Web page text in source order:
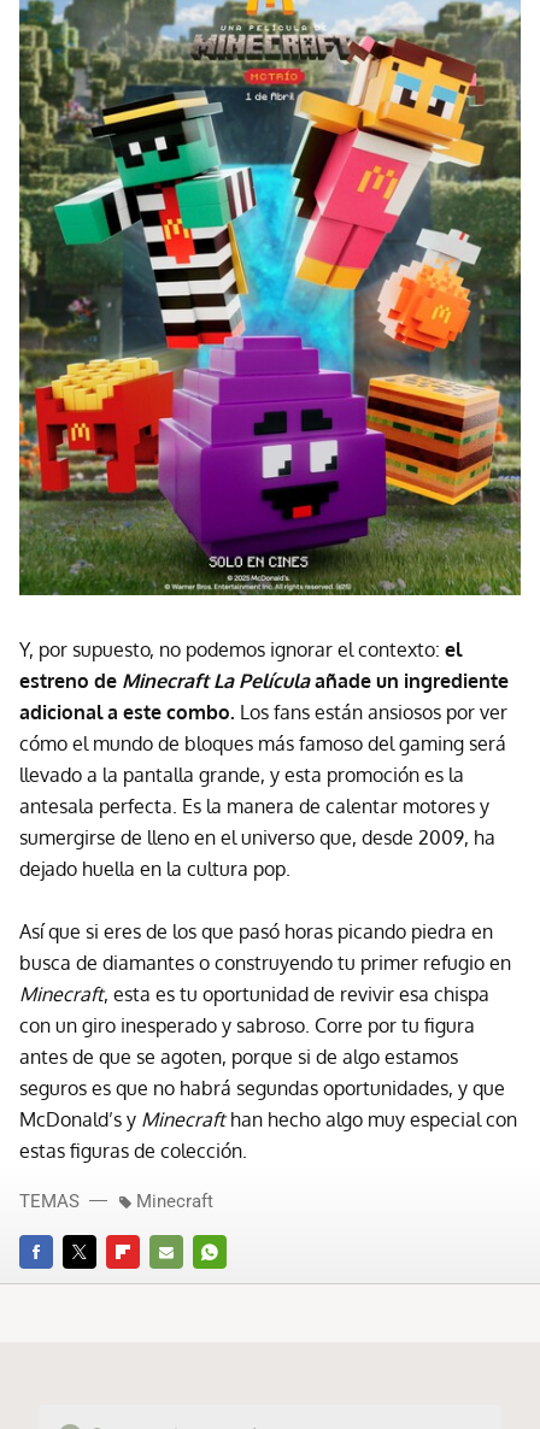
Y, por supuesto, no podemos ignorar el contexto: el
estreno de Minecraft La Películaañade un ingrediente
adicional a este combo. Los fans están ansiosos por ver
cómo el mundo de bloques más famoso del gaming será
llevado a la pantalla grande, y esta promoción es la
antesala perfecta. Es la manera de calentar motores y
sumergirse de lleno en el universo que, desde 2009, ha
dejado huella en la cultura pop.
Así que si eres de los que pasó horas picando piedra en
busca de diamantes o construyendo tu primer refugio en
Minecraft, esta es tu oportunidad de revivir esa chispa
con un giro inesperado y sabroso. Corre por tu figura
antes de que se agoten, porque si de algo estamos
seguros es que no habrá segundas oportunidades, y que
McDonald’s y Minecrafthan hecho algo muy especial con
estas figuras de colección.
FACEBOOKTWITTERFLIPBOARD
E-
WHATSAPP
TEMAS Minecraft